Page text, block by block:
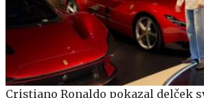
Cristiano Ronaldo pokazal delček